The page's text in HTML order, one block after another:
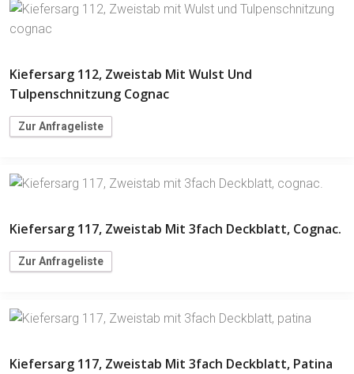
Kiefersarg 112, Zweistab Mit Wulst Und
Tulpenschnitzung Cognac
Zur Anfrageliste
Kiefersarg 117, Zweistab Mit 3fach Deckblatt, Cognac.
Zur Anfrageliste
Kiefersarg 117, Zweistab Mit 3fach Deckblatt, Patina